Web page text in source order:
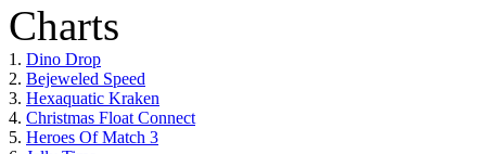
Charts
1. Dino Drop
2. Bejeweled Speed
3. Hexaquatic Kraken
4. Christmas Float Connect
5. Heroes Of Match 3